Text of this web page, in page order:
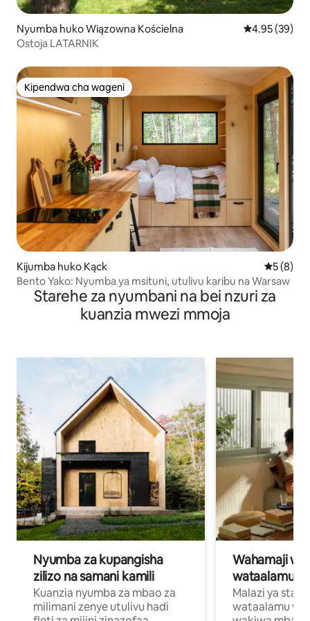
Nyumba huko Wiązowna Kościelna Ukadiriaji wa
4.95 (39)
Ostoja LATARNIK
Kipendwa cha wageni
Kipendwa cha wageni
Kijumba huko Kąck
5 (8)
Bento Yako: Nyumba ya msituni, utulivu karibu na Warsaw
Starehe za nyumbani na bei nzuri za
kuanzia mwezi mmoja
Nyumba za kupangisha
zilizo na samani kamili
Kuanzia nyumba za mbao za
milimani zenye utulivu hadi
Wahamaji
wataalamu
Malazi ya
wataalamu